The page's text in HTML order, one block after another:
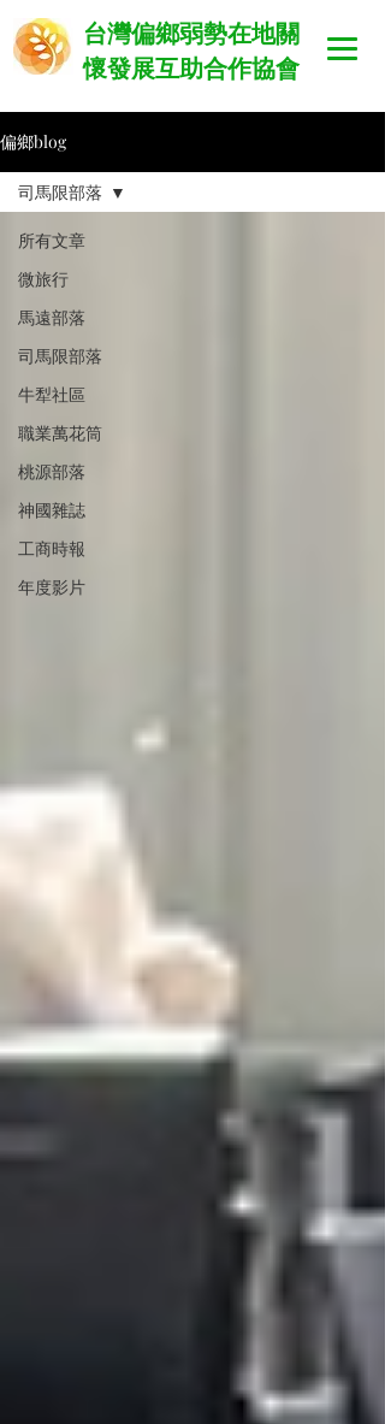
​台灣偏鄉弱勢在地關
懷發展互助合作協會
偏鄉blog
所有文章
微旅行
馬遠部落
司馬限部落
牛犁社區
職業萬花筒
桃源部落
神國雜誌
工商時報
年度影片
司馬限部落